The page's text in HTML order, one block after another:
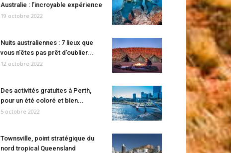
Australie : l’incroyable expérience
19 octobre 2022
Nuits australiennes : 7 lieux que
vous n’êtes pas prêt d’oublier...
12 octobre 2022
Des activités gratuites à Perth,
pour un été coloré et bien...
5 octobre 2022
Townsville, point stratégique du
nord tropical Queensland